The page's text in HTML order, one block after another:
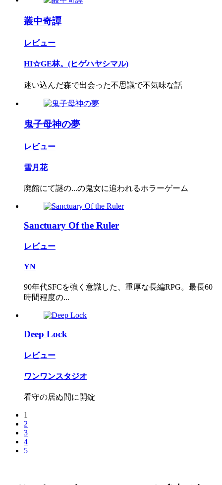
叢中奇譚
レビュー
HI☆GE林。(ヒゲハヤシマル)
迷い込んだ森で出会った不思議で不気味な話
鬼子母神の夢
レビュー
雪月花
廃館にて謎の...の鬼女に追われるホラーゲーム
Sanctuary Of the Ruler
レビュー
YN
90年代SFCを強く意識した、重厚な長編RPG。最長60
時間程度の...
Deep Lock
レビュー
ワンワンスタジオ
看守の居ぬ間に開錠
1
2
3
4
5